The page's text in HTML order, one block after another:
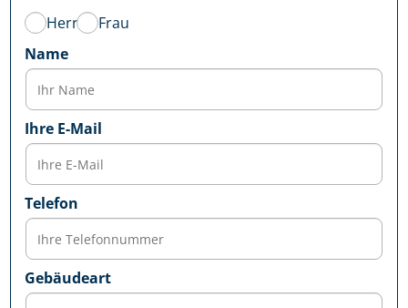
Herr
Frau
Name
Ihre E-Mail
Telefon
Gebäudeart